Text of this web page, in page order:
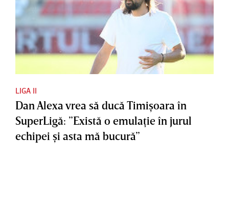
LIGA II
Dan Alexa vrea să ducă Timişoara în
SuperLigă: ”Există o emulaţie în jurul
echipei şi asta mă bucură”